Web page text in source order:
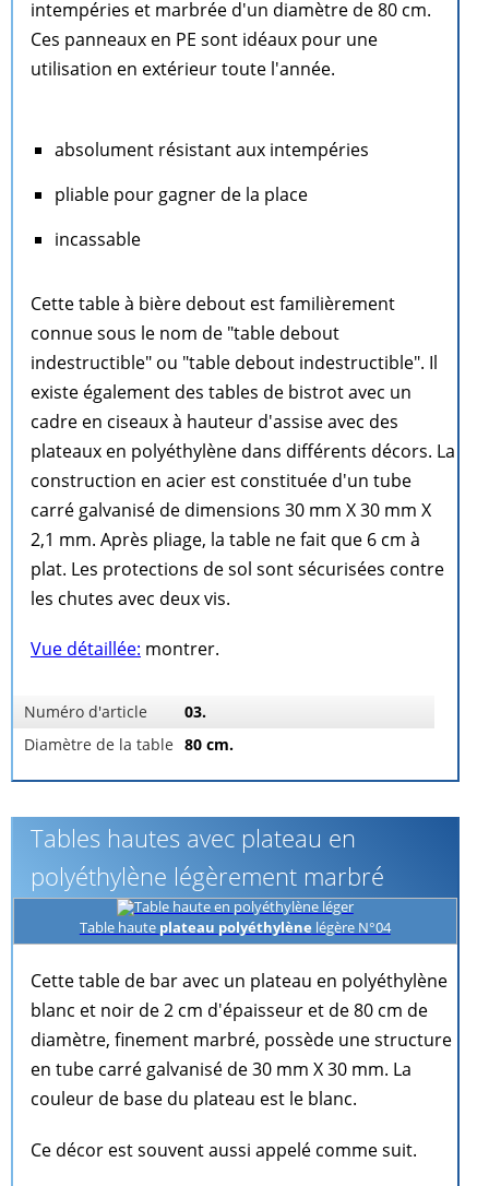
intempéries et marbrée d'un diamètre de 80 cm.
Ces panneaux en PE sont idéaux pour une
utilisation en extérieur toute l'année.
absolument résistant aux intempéries
pliable pour gagner de la place
incassable
Cette table à bière debout est familièrement
connue sous le nom de "table debout
indestructible" ou "table debout indestructible". Il
existe également des tables de bistrot avec un
cadre en ciseaux à hauteur d'assise avec des
plateaux en polyéthylène dans différents décors. La
construction en acier est constituée d'un tube
carré galvanisé de dimensions 30 mm X 30 mm X
2,1 mm. Après pliage, la table ne fait que 6 cm à
plat. Les protections de sol sont sécurisées contre
les chutes avec deux vis.
Vue détaillée: montrer.
Numéro d'article
03.
Diamètre de la table 80 cm.
Tables hautes avec plateau en
polyéthylène légèrement marbré
Table haute plateau polyéthylène légère N°04
Cette table de bar avec un plateau en polyéthylène
blanc et noir de 2 cm d'épaisseur et de 80 cm de
diamètre, finement marbré, possède une structure
en tube carré galvanisé de 30 mm X 30 mm. La
couleur de base du plateau est le blanc.
Ce décor est souvent aussi appelé comme suit.